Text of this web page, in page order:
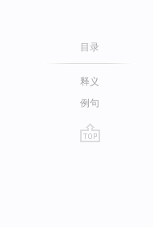
目录
释义
例句